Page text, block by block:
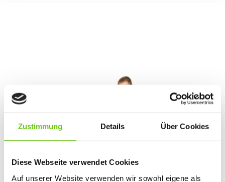
Zustimmung Details Über Cookies
Diese Webseite verwendet Cookies
Auf unserer Website verwenden wir sowohl eigene als